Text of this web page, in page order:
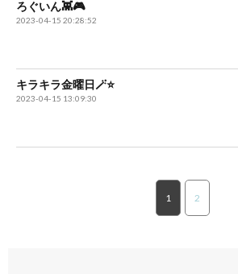
ろぐいん👾🎮
2023-04-15 20:28:52
キラキラ金曜日🪄⭐︎
2023-04-15 13:09:30
1 2